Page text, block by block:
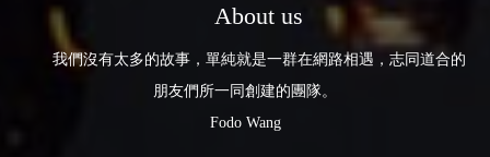
About us
我們沒有太多的故事，單純就是一群在網路相遇，志同道合的
朋友們所一同創建的團隊。
Fodo Wang